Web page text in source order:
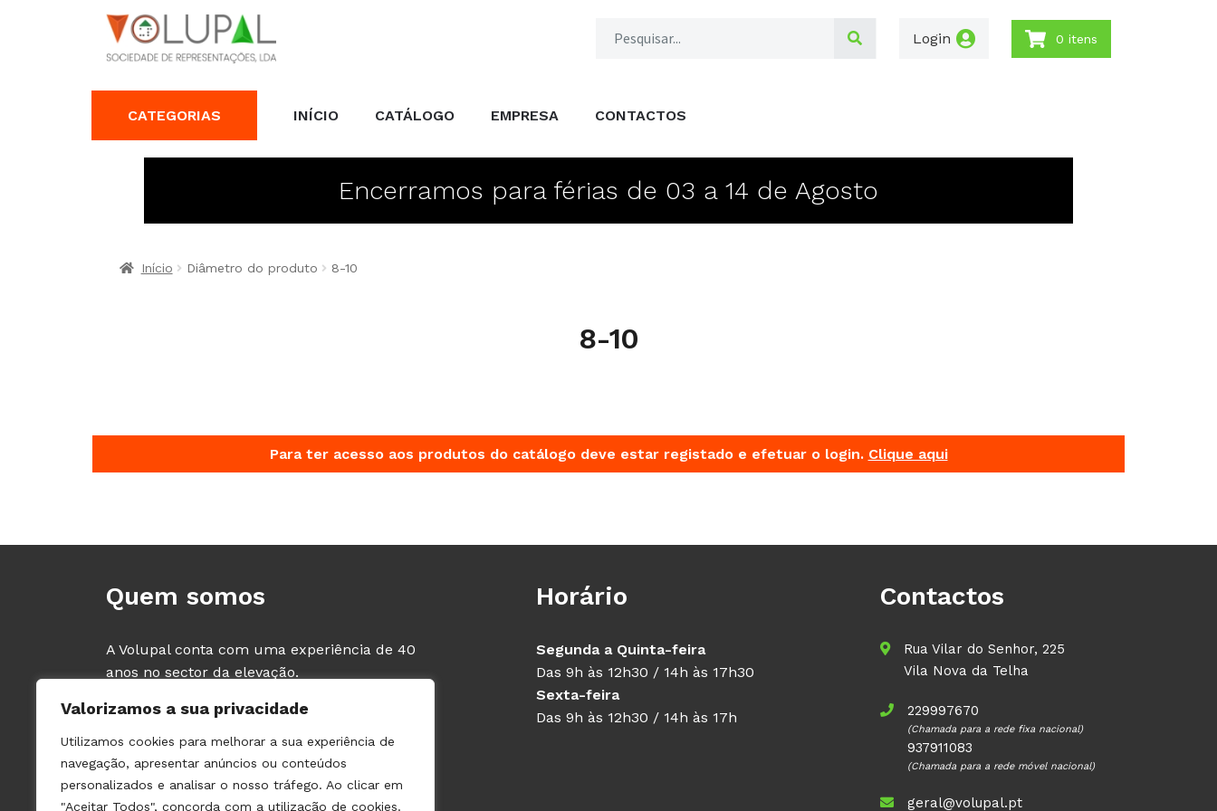
Valorizamos a sua privacidade
Utilizamos cookies para melhorar a sua experiência de
navegação, apresentar anúncios ou conteúdos
personalizados e analisar o nosso tráfego. Ao clicar em
"Aceitar Todos", concorda com a utilização de cookies.
Login 0 itens
CATEGORIAS INÍCIO CATÁLOGO EMPRESA CONTACTOS
Encerramos para férias de 03 a 14 de Agosto
Início Diâmetro do produto 8-10
8-10
Para ter acesso aos produtos do catálogo deve estar registado e efetuar o login. Clique aqui
Quem somos
A Volupal conta com uma experiência de 40
anos no sector da elevação.
fabricantes de Elevadores e Componentes,
tendo como clientes exclusivos os
PROFISSIONAIS deste sector (fabricantes e
instaladores de ascensores).
Horário
Segunda a Quinta-feira
Das 9h às 12h30 / 14h às 17h30
Sexta-feira
Das 9h às 12h30 / 14h às 17h
Contactos
Rua Vilar do Senhor, 225
Vila Nova da Telha
229997670
(Chamada para a rede fixa nacional)
937911083
(Chamada para a rede móvel nacional)
geral@volupal.pt